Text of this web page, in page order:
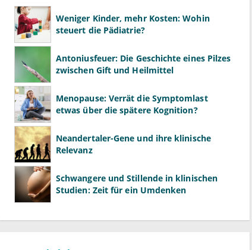
Weniger Kinder, mehr Kosten: Wohin
steuert die Pädiatrie?
Antoniusfeuer: Die Geschichte eines Pilzes
zwischen Gift und Heilmittel
Menopause: Verrät die Symptomlast
etwas über die spätere Kognition?
Neandertaler-Gene und ihre klinische
Relevanz
Schwangere und Stillende in klinischen
Studien: Zeit für ein Umdenken